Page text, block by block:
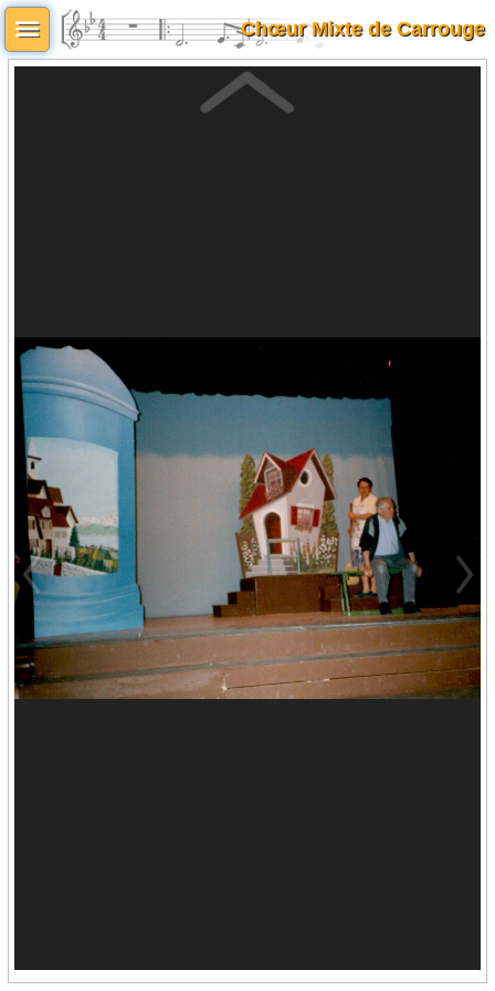
Chœur Mixte de Carrouge